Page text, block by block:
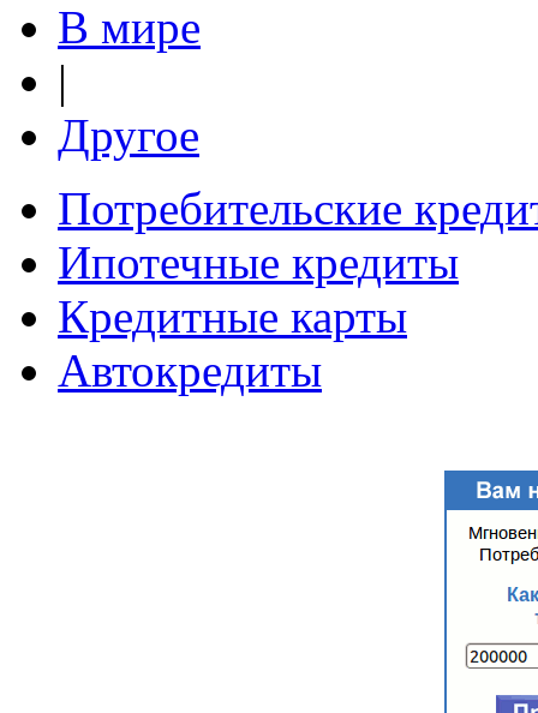
В мире
|
Другое
Потребительские
Ипотечные кредиты
Кредитные карты
Автокредиты